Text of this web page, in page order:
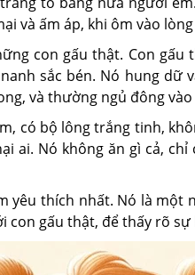
và ấm áp, khi ôm vào
con gấu thật. Con
sắc bén. Nó hung dữ
và thường ngủ đông
có bộ lông trắng tinh,
ai. Nó không ăn gì cả,
yêu thích nhất. Nó là
con gấu thật, để thấy rõ